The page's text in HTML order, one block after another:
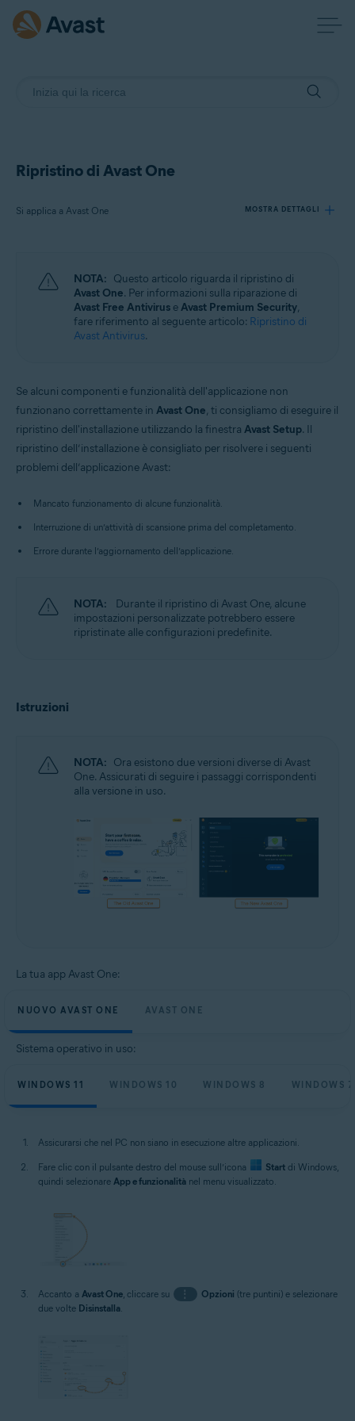
Ripristino di Avast One
Si applica a Avast One MOSTRA DETTAGLI
Avast One
Sistemi operativi:
NOTA: Questo articolo riguarda il ripristino di
Avast One. Per informazioni sulla riparazione di
Avast Free Antivirus eAvast Premium Security,
fare riferimento al seguente articolo: Ripristino di
Avast Antivirus.
Se alcuni componenti e funzionalità dell'applicazione non
funzionano correttamente in Avast One, ti consigliamo di eseguire il
ripristino dell'installazione utilizzando la finestra Avast Setup. Il
ripristino dell’installazione è consigliato per risolvere i seguenti
problemi dell’applicazione Avast:
Mancato funzionamento di alcune funzionalità.
Interruzione di un’attività di scansione prima del completamento.
Errore durante l’aggiornamento dell’applicazione.
NOTA:
Durante il ripristino di Avast One, alcune
impostazioni personalizzate potrebbero essere
ripristinate alle configurazioni predefinite.
Istruzioni
NOTA: Ora esistono due versioni diverse di Avast
One. Assicurati di seguire i passaggi corrispondenti
alla versione in uso.
La tua app Avast One:
NUOVO AVAST ONE AVAST ONE
Sistema operativo in uso:
WINDOWS 11 WINDOWS 10 WINDOWS 8 WINDOWS 7
Assicurarsi che nel PC non siano in esecuzione altre applicazioni.
Fare clic con il pulsante destro del mouse sull’icona Start di Windows,
quindi selezionare App e funzionalità nel menu visualizzato.
Accanto a Avast One , cliccare su ⋮ Opzioni (tre puntini) e selezionare
due volte Disinstalla